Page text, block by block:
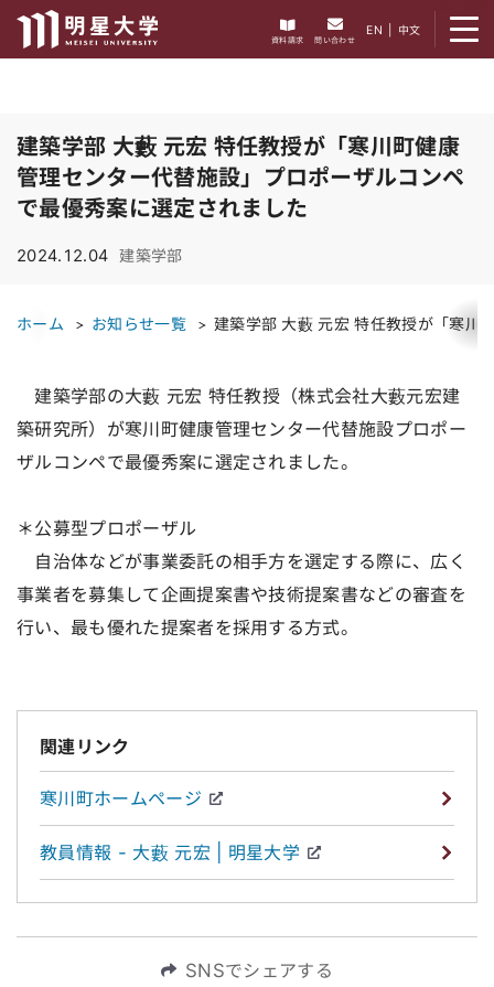
資料請求 問い合わせ
EN 中文
建築学部 大藪 元宏 特任教授が「寒川町健康
管理センター代替施設」プロポーザルコンペ
で最優秀案に選定されました
2024.12.04 建築学部
ホーム お知らせ一覧 建築学部 大藪 元宏 特任教授が「寒川
建築学部の大藪 元宏 特任教授（株式会社大藪元宏建
築研究所）が寒川町健康管理センター代替施設プロポー
ザルコンペで最優秀案に選定されました。
＊公募型プロポーザル
自治体などが事業委託の相手方を選定する際に、広く
事業者を募集して企画提案書や技術提案書などの審査を
行い、最も優れた提案者を採用する方式。
関連リンク
寒川町ホームページ
教員情報 - 大藪 元宏 | 明星大学
SNSでシェアする